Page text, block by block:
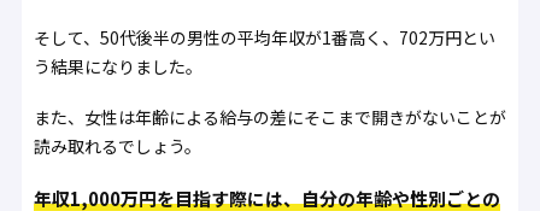
そして、50代後半の男性の平均年収が1番高く、702万円とい
う結果になりました。
また、女性は年齢による給与の差にそこまで開きがないことが
読み取れるでしょう。
年収1,000万円を目指す際には、自分の年齢や性別ごとの